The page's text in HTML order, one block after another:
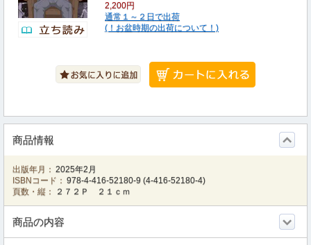
2,200円
通常１～２日で出荷
(！お盆時期の出荷について！)
商品情報
出版年月： 2025年2月
ISBNコード： 978-4-416-52180-9 (4-416-52180-4)
頁数・縦：
２７２Ｐ ２１ｃｍ
商品の内容